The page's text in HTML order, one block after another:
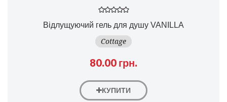
Відлущуючий гель для душу VANILLA
Cottage
80.00 грн.
КУПИТИ